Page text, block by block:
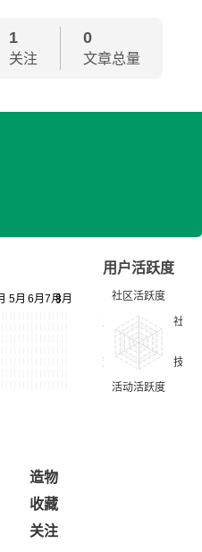
1
关注
0
文章总量
用户活跃度
造物
收藏
关注